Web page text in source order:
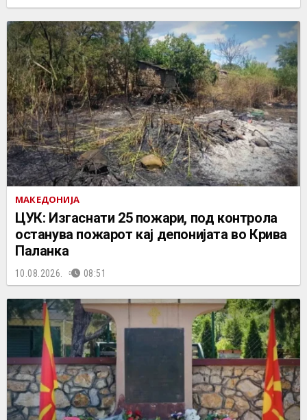
МАКЕДОНИЈА
ЦУК: Изгаснати 25 пожари, под контрола
останува пожарот кај депонијата во Крива
Паланка
10.08.2026. 08:51